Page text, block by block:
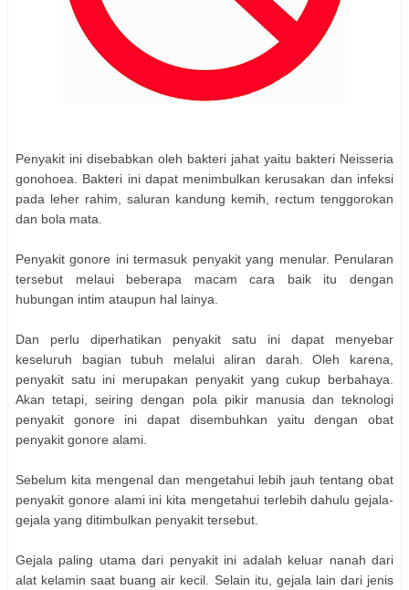
Penyakit ini disebabkan oleh bakteri jahat yaitu bakteri Neisseria
gonohoea. Bakteri ini dapat menimbulkan kerusakan dan infeksi
pada leher rahim, saluran kandung kemih, rectum tenggorokan
dan bola mata.
Penyakit gonore ini termasuk penyakit yang menular. Penularan
tersebut melaui beberapa macam cara baik itu dengan
hubungan intim ataupun hal lainya.
Dan perlu diperhatikan penyakit satu ini dapat menyebar
keseluruh bagian tubuh melalui aliran darah. Oleh karena,
penyakit satu ini merupakan penyakit yang cukup berbahaya.
Akan tetapi, seiring dengan pola pikir manusia dan teknologi
penyakit gonore ini dapat disembuhkan yaitu dengan obat
penyakit gonore alami.
Sebelum kita mengenal dan mengetahui lebih jauh tentang obat
penyakit gonore alami ini kita mengetahui terlebih dahulu gejala-
gejala yang ditimbulkan penyakit tersebut.
Gejala paling utama dari penyakit ini adalah keluar nanah dari
alat kelamin saat buang air kecil. Selain itu, gejala lain dari jenis